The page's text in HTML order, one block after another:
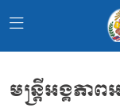
មន្រ្ដីអង្គភា